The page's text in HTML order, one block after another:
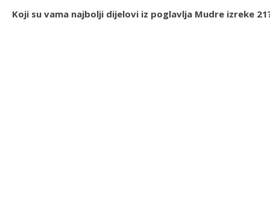
Koji su vama najbolji dijelovi iz poglavlja Mudre izreke